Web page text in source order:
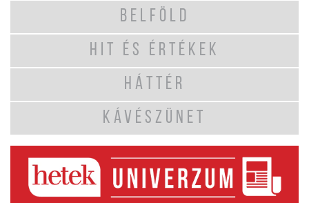
BELFÖLD
HIT ÉS ÉRTÉKEK
HÁTTÉR
KÁVÉSZÜNET